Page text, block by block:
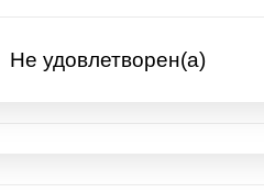
Не удовлетворен(а)